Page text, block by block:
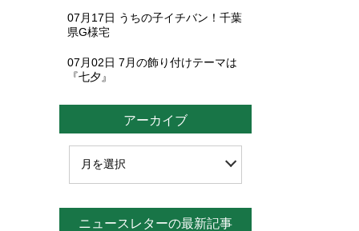
07月17日 うちの子イチバン！千葉
県G様宅
07月02日 7月の飾り付けテーマは
『七夕』
アーカイブ
ニュースレターの最新記事